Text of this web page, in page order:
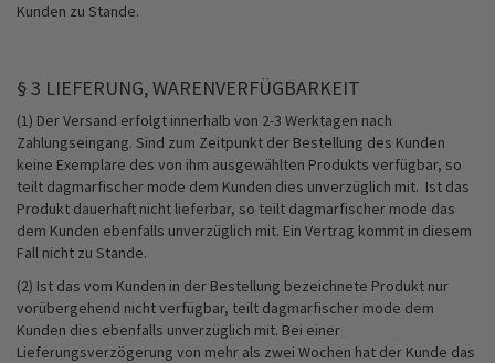
Kunden zu Stande.
§ 3 LIEFERUNG, WARENVERFÜGBARKEIT
(1) Der Versand erfolgt innerhalb von 2-3 Werktagen nach
Zahlungseingang. Sind zum Zeitpunkt der Bestellung des Kunden
keine Exemplare des von ihm ausgewählten Produkts verfügbar, so
teilt dagmarfischer mode dem Kunden dies unverzüglich mit. Ist das
Produkt dauerhaft nicht lieferbar, so teilt dagmarfischer mode das
dem Kunden ebenfalls unverzüglich mit. Ein Vertrag kommt in diesem
Fall nicht zu Stande.
(2) Ist das vom Kunden in der Bestellung bezeichnete Produkt nur
vorübergehend nicht verfügbar, teilt dagmarfischer mode dem
Kunden dies ebenfalls unverzüglich mit. Bei einer
Lieferungsverzögerung von mehr als zwei Wochen hat der Kunde das